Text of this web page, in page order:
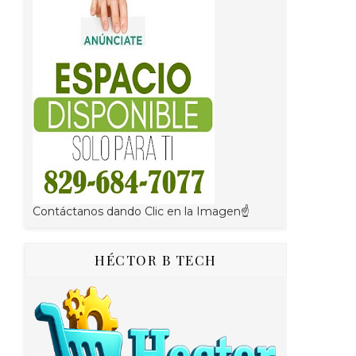
Contáctanos dando Clic en la Imagen☝
HÉCTOR B TECH